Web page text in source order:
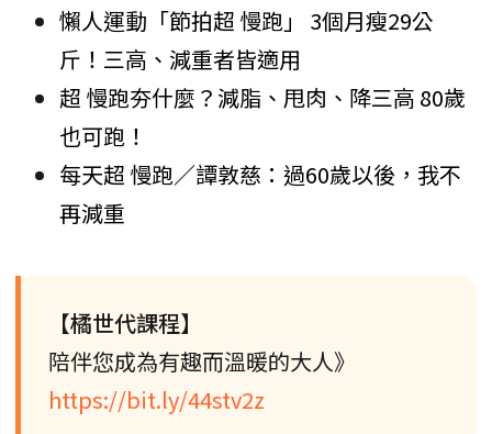
懶人運動「節拍超 慢跑」 3個月瘦29公
斤！三高、減重者皆適用
超 慢跑夯什麼？減脂、甩肉、降三高 80歲
也可跑！
每天超 慢跑／譚敦慈：過60歲以後，我不
再減重
【橘世代課程】
陪伴您成為有趣而溫暖的大人》
https://bit.ly/44stv2z